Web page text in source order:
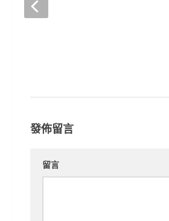
2】
發佈留言
留言